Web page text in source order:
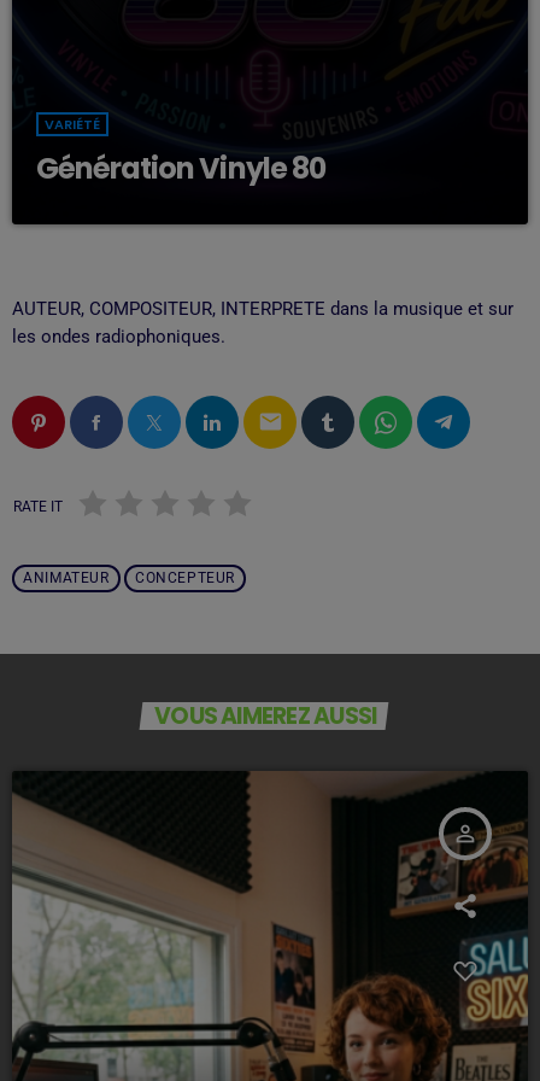
VARIÉTÉ
Génération Vinyle 80
AUTEUR, COMPOSITEUR, INTERPRETE dans la musique et sur
les ondes radiophoniques.
email
RATE IT
ANIMATEUR CONCEPTEUR
VOUS AIMEREZ AUSSI
person_outline